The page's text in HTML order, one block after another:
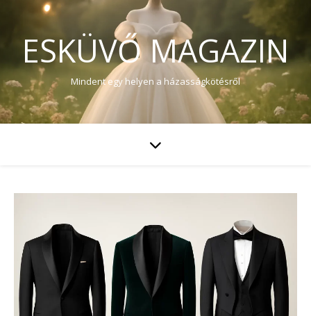
ESKÜVŐ MAGAZIN
Mindent egy helyen a házasságkötésről